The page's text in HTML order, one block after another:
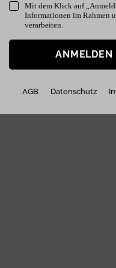
Mit dem Klick auf
Informationen im Rahmen
verarbeiten.
ANMELDEN
AGB Datenschutz